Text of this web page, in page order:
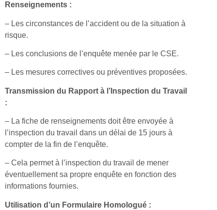
Renseignements :
– Les circonstances de l’accident ou de la situation à
risque.
– Les conclusions de l’enquête menée par le CSE.
– Les mesures correctives ou préventives proposées.
Transmission du Rapport à l’Inspection du Travail
:
– La fiche de renseignements doit être envoyée à
l’inspection du travail dans un délai de 15 jours à
compter de la fin de l’enquête.
– Cela permet à l’inspection du travail de mener
éventuellement sa propre enquête en fonction des
informations fournies.
Utilisation d’un Formulaire Homologué :